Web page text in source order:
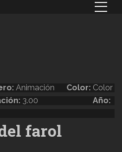
Animación Color: Color
3.00
Año:
farol